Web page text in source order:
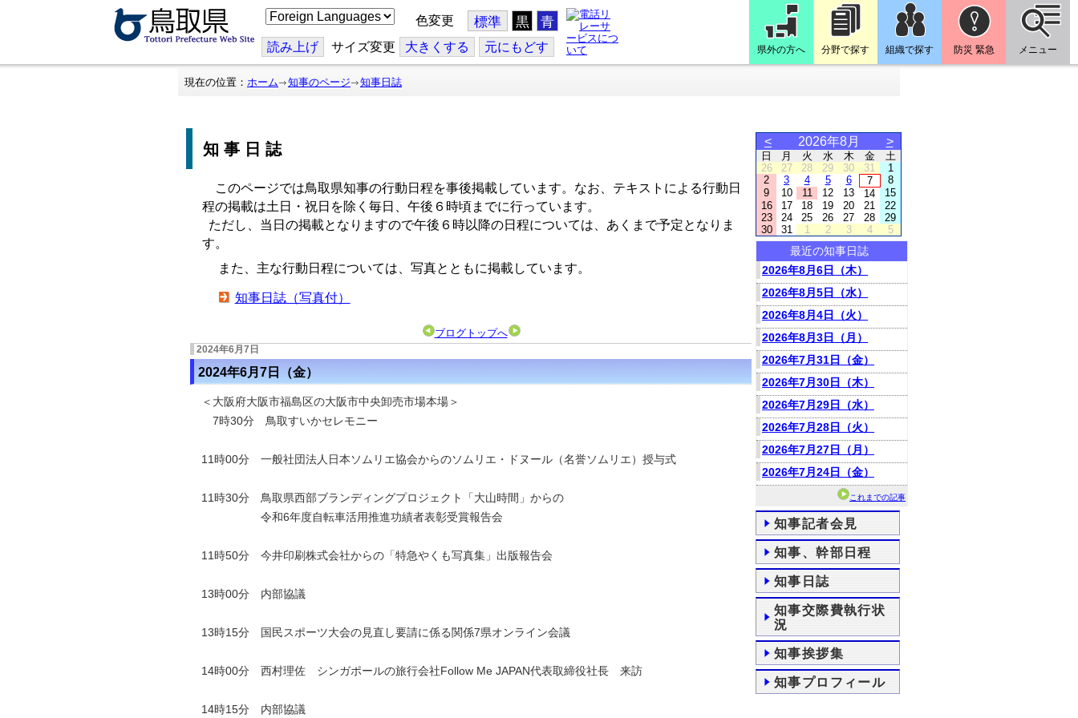
こ
の
ジ
を
翻
色変更 標準 黒 青
読み上げ サイズ変更 大きくする 元にもどす 県外の方へ 分野で探す 組織で探す 防災 緊急 メニュー
現在の位置： ホーム 知事のページ 知事日誌
知事日誌
このページでは鳥取県知事の行動日程を事後掲載しています。なお、テキストによる行動日
程の掲載は土日・祝日を除く毎日、午後６時頃までに行っています。
ただし、当日の掲載となりますので午後６時以降の日程については、あくまで予定となりま
す。
また、主な行動日程については、写真とともに掲載しています。
知事日誌（写真付）
ブログトップへ
2024年6月7日
2024年6月7日（金）
＜大阪府大阪市福島区の大阪市中央卸売市場本場＞
7時30分 鳥取すいかセレモニー
11時00分 一般社団法人日本ソムリエ協会からのソムリエ・ドヌール（名誉ソムリエ）授与式
11時30分 鳥取県西部ブランディングプロジェクト「大山時間」からの
令和6年度自転車活用推進功績者表彰受賞報告会
11時50分 今井印刷株式会社からの「特急やくも写真集」出版報告会
13時00分 内部協議
13時15分 国民スポーツ大会の見直し要請に係る関係7県オンライン会議
14時00分 西村理佐 シンガポールの旅行会社Follow Me JAPAN代表取締役社長 来訪
14時15分 内部協議
< 2026年8月 >
日 月 火 水 木 金
土
26
27 28 29 30 31
1
2
3 4 5 6 7
8
9
10 11 12 13 14
15
16
17 18 19 20 21
22
23
24 25 26 27 28
29
30
31 1 2 3 4 5
最近の知事日誌
2026年8月6日（木）
2026年8月5日（水）
2026年8月4日（火）
2026年8月3日（月）
2026年7月31日（金）
2026年7月30日（木）
2026年7月29日（水）
2026年7月28日（火）
2026年7月27日（月）
2026年7月24日（金）
これまでの記事
知事記者会見
知事、幹部日程
知事日誌
知事交際費執行状
況
知事挨拶集
知事プロフィール